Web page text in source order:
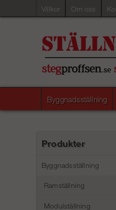
Villkor Om oss
Byggnadsställning
Produkter
Byggnadsställning
Ramställning
Modulställning